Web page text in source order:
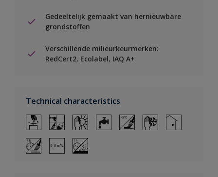
Gedeeltelijk gemaakt van hernieuwbare
grondstoffen
Verschillende milieurkeurmerken:
RedCert2, Ecolabel, IAQ A+
Technical characteristics